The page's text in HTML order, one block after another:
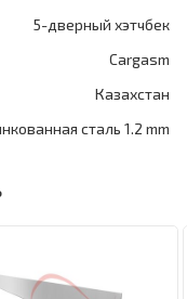
5-дверный хэтчбек
Cargasm
Казахстан
сталь 1.2 mm